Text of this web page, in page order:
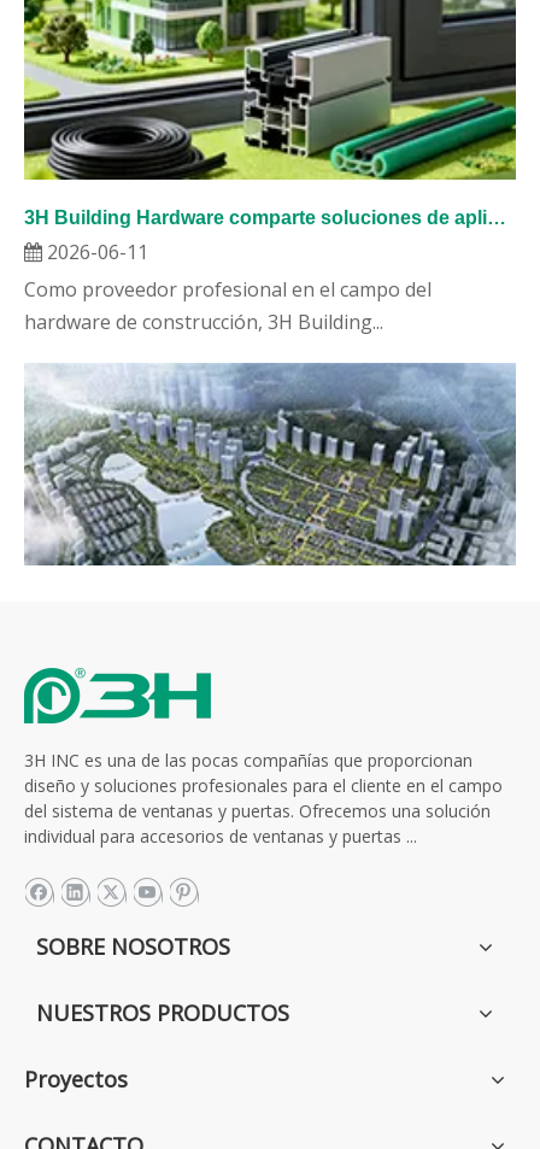
3H Building Hardware comparte soluciones de aplicaciones de hardware para el hogar inteligente
2026-06-11
Como proveedor profesional en el campo del
hardware de construcción, 3H Building...
2026-06-02
En el proyecto Zhongtian · Wuxiang, el sistema de
3H INC es una de las pocas compañías que proporcionan
diseño y soluciones profesionales para el cliente en el campo
del sistema de ventanas y puertas. Ofrecemos una solución
individual para accesorios de ventanas y puertas ...
SOBRE NOSOTROS
NUESTROS PRODUCTOS
Proyectos